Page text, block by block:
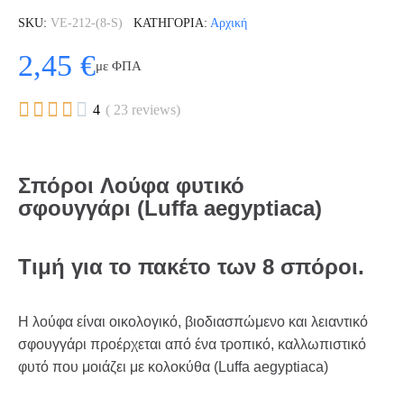
SKU VE-212-(8-S) ΚΑΤΗΓΟΡΊΑ Αρχική
2,45 €με ΦΠΑ
     4 ( 23 reviews)
Σπόροι Λούφα φυτικό
σφουγγάρι (Luffa aegyptiaca)
Τιμή για το πακέτο των 8 σπόροι.
Η λούφα είναι οικολογικό, βιοδιασπώμενο και λειαντικό
σφουγγάρι προέρχεται από ένα τροπικό, καλλωπιστικό
φυτό που μοιάζει με κολοκύθα (Luffa aegyptiaca)